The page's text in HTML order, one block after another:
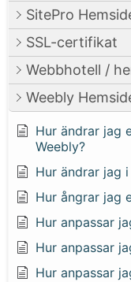
SitePro
SSL-certifikat
Webbhotell /
Weebly
Hur ändrar jag
Weebly?
Hur ändrar jag
Hur ångrar jag
Hur anpassar
Hur anpassar
Hur anpassar